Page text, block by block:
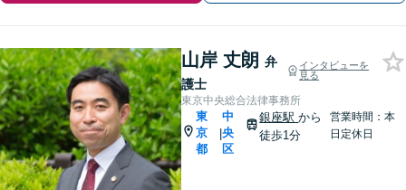
山岸 丈朗 弁
護士
インタビューを
見る
東京中央総合法律事務所
東
京
都
|
中
央
区
銀座駅から
徒歩1分
営業時間：本
日定休日